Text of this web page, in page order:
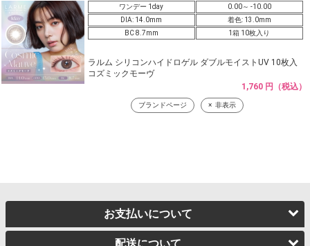
ワンデー 1day
0.00～ -10.00
DIA: 14.0mm
着色: 13.0mm
BC 8.7mm
1箱 10枚入り
ラルム シリコンハイドロゲル ダブルモイストUV 10枚入
コズミックモーヴ
1,760 円（税込）
ブランドページ 非表示
お支払いについて